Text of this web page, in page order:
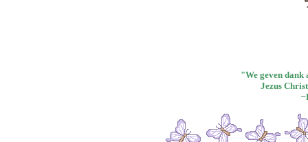
"We geven dank
Jezus